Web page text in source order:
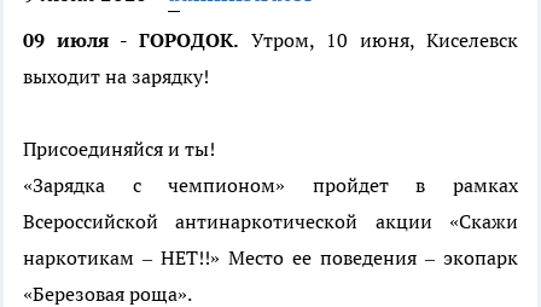
09 июля - ГОРОДОК. Утром, 10 июня, Киселевск
выходит на зарядку!
Присоединяйся и ты!
«Зарядка с чемпионом» пройдет в рамках
Всероссийской антинаркотической акции «Скажи
наркотикам – НЕТ!!» Место ее поведения – экопарк
«Березовая роща».